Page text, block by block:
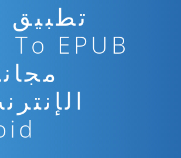
تطبيق
To EPUB